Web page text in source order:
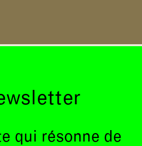
qui résonne de